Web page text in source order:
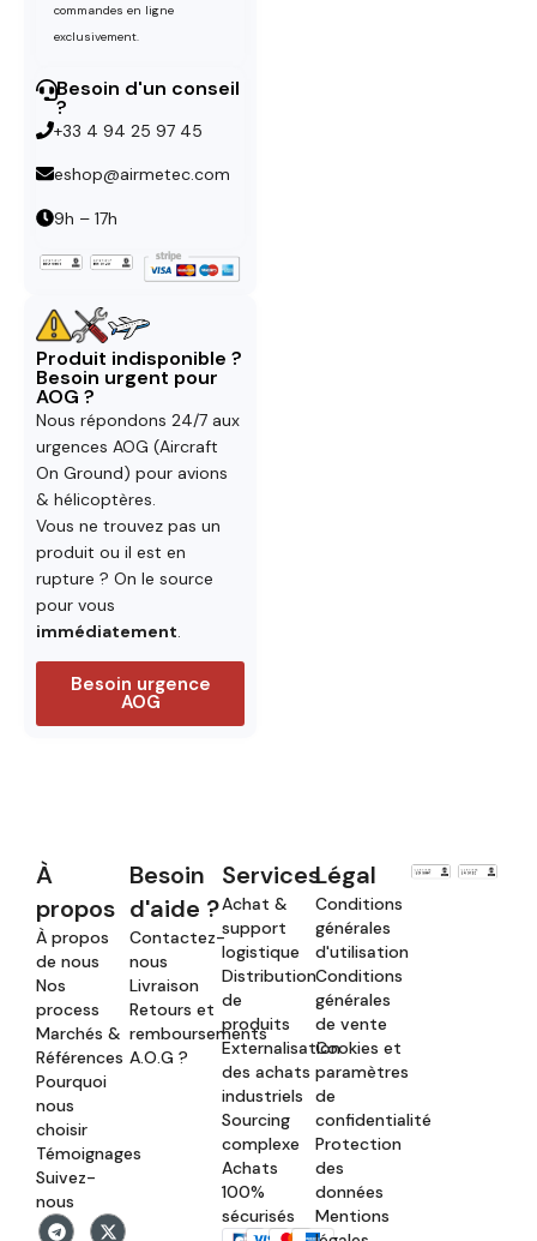
commandes en ligne
exclusivement.
Besoin d'un conseil
?
+33 4 94 25 97 45
eshop@airmetec.com
9h – 17h
Produit indisponible ?
Besoin urgent pour
AOG ?
Nous répondons 24/7 aux
urgences AOG (Aircraft
On Ground) pour avions
& hélicoptères.
Vous ne trouvez pas un
produit ou il est en
rupture ? On le source
pour vous
immédiatement.
Besoin urgence
AOG
À
propos
À propos
de nous
Nos
process
Marchés &
Références
Pourquoi
nous
choisir
Témoignages
Suivez-
nous
Besoin
d'aide ?
Contactez-
nous
Livraison
Retours et
remboursements
A.O.G ?
Services
Achat &
support
logistique
Distribution
de
produits
Externalisation
des achats
industriels
Sourcing
complexe
Achats
100%
sécurisés
Légal
Conditions
générales
d'utilisation
Conditions
générales
de vente
Cookies et
paramètres
de
confidentialité
Protection
des
données
Mentions